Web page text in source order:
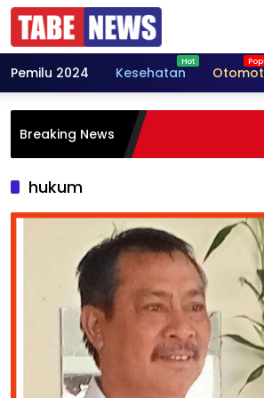
Pemilu 2024 Kesehatan
Breaking News
hukum